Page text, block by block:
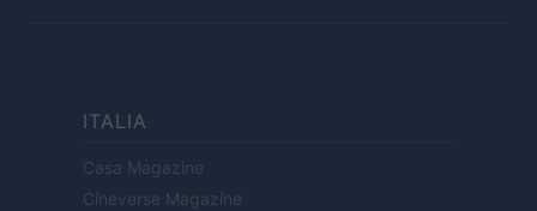
ITALIA
Casa Magazine
Cineverse Magazine